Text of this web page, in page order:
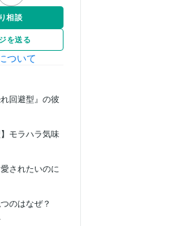
相談
を送る
ついて
回避型』の彼
モラハラ気味
されたいのに
のはなぜ？